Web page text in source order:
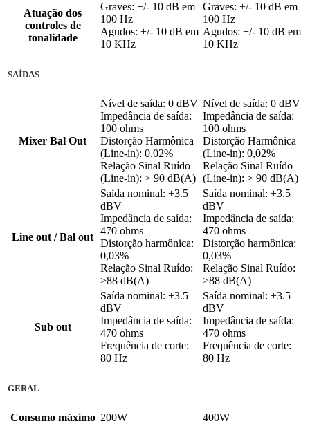
Atuação dos
controles de
tonalidade
Graves: +/- 10 dB em
100 Hz
Agudos: +/- 10 dB em
10 KHz
Graves: +/- 10 dB em
100 Hz
Agudos: +/- 10 dB em
10 KHz
SAÍDAS
Mixer Bal Out
Nível de saída: 0 dBV
Impedância de saída:
100 ohms
Distorção Harmônica
(Line-in): 0,02%
Relação Sinal Ruído
(Line-in): > 90 dB(A)
Nível de saída: 0 dBV
Impedância de saída:
100 ohms
Distorção Harmônica
(Line-in): 0,02%
Relação Sinal Ruído
(Line-in): > 90 dB(A)
Line out / Bal out
Saída nominal: +3.5
dBV
Impedância de saída:
470 ohms
Distorção harmônica:
0,03%
Relação Sinal Ruído:
>88 dB(A)
Saída nominal: +3.5
dBV
Impedância de saída:
470 ohms
Distorção harmônica:
0,03%
Relação Sinal Ruído:
>88 dB(A)
Sub out
Saída nominal: +3.5
dBV
Impedância de saída:
470 ohms
Frequência de corte:
80 Hz
Saída nominal: +3.5
dBV
Impedância de saída:
470 ohms
Frequência de corte:
80 Hz
GERAL
Consumo máximo 200W
400W